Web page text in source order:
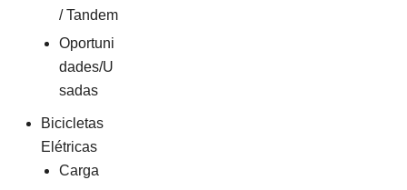
/ Tandem
Oportuni
dades/U
sadas
Bicicletas
Elétricas
Carga